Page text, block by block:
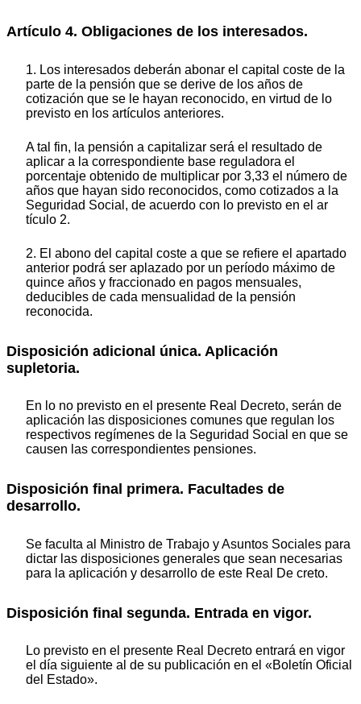
Artículo 4. Obligaciones de los interesados.
1. Los interesados deberán abonar el capital coste de la
parte de la pensión que se derive de los años de
cotización que se le hayan reconocido, en virtud de lo
previsto en los artículos anteriores.
A tal fin, la pensión a capitalizar será el resultado de
aplicar a la correspondiente base reguladora el
porcentaje obtenido de multiplicar por 3,33 el número de
años que hayan sido reconocidos, como cotizados a la
Seguridad Social, de acuerdo con lo previsto en el ar
tículo 2.
2. El abono del capital coste a que se refiere el apartado
anterior podrá ser aplazado por un período máximo de
quince años y fraccionado en pagos mensuales,
deducibles de cada mensualidad de la pensión
reconocida.
Disposición adicional única. Aplicación
supletoria.
En lo no previsto en el presente Real Decreto, serán de
aplicación las disposiciones comunes que regulan los
respectivos regímenes de la Seguridad Social en que se
causen las correspondientes pensiones.
Disposición final primera. Facultades de
desarrollo.
Se faculta al Ministro de Trabajo y Asuntos Sociales para
dictar las disposiciones generales que sean necesarias
para la aplicación y desarrollo de este Real De creto.
Disposición final segunda. Entrada en vigor.
Lo previsto en el presente Real Decreto entrará en vigor
el día siguiente al de su publicación en el «Boletín Oficial
del Estado».